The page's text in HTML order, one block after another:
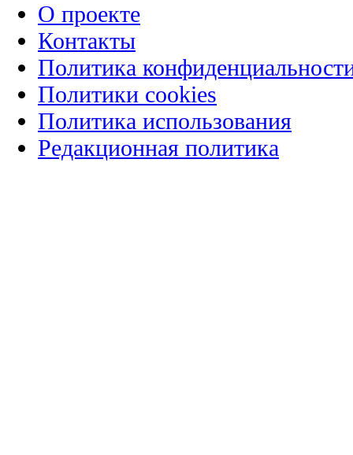
О проекте
Контакты
Политика
Политики cookies
Политика использования
Редакционная политика